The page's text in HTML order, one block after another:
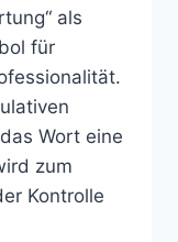
als
für
Wort eine
zum
Kontrolle